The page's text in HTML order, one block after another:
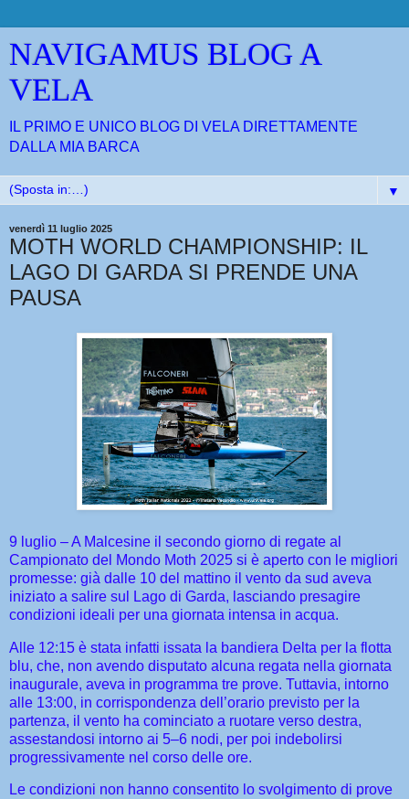
NAVIGAMUS BLOG A
VELA
IL PRIMO E UNICO BLOG DI VELA DIRETTAMENTE
DALLA MIA BARCA
▼
venerdì 11 luglio 2025
MOTH WORLD CHAMPIONSHIP: IL
LAGO DI GARDA SI PRENDE UNA
PAUSA
9 luglio – A Malcesine il secondo giorno di regate al
Campionato del Mondo Moth 2025 si è aperto con le migliori
promesse: già dalle 10 del mattino il vento da sud aveva
iniziato a salire sul Lago di Garda, lasciando presagire
condizioni ideali per una giornata intensa in acqua.
Alle 12:15 è stata infatti issata la bandiera Delta per la flotta
blu, che, non avendo disputato alcuna regata nella giornata
inaugurale, aveva in programma tre prove. Tuttavia, intorno
alle 13:00, in corrispondenza dell’orario previsto per la
partenza, il vento ha cominciato a ruotare verso destra,
assestandosi intorno ai 5–6 nodi, per poi indebolirsi
progressivamente nel corso delle ore.
Le condizioni non hanno consentito lo svolgimento di prove